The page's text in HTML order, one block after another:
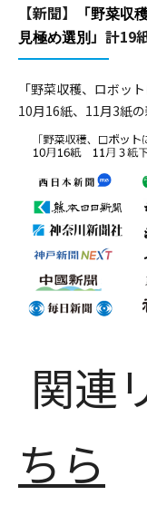
【新聞】「野菜収
見極め選別 」計19
「野菜収穫、ロボッ
10月16紙、11月3紙の
関連
ちら